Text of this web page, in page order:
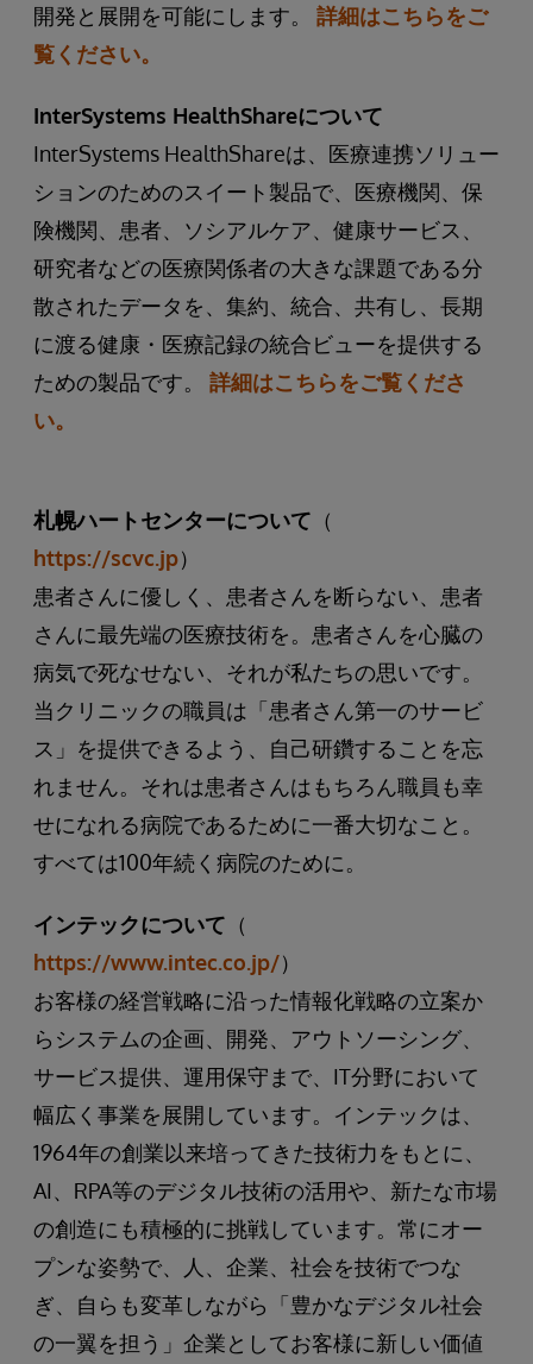
開発と展開を可能にします。 詳細はこちらをご
覧ください。
InterSystems HealthShareについて
InterSystems HealthShareは、医療連携ソリュー
ションのためのスイート製品で、医療機関、保
険機関、患者、ソシアルケア、健康サービス、
研究者などの医療関係者の大きな課題である分
散されたデータを、集約、統合、共有し、長期
に渡る健康・医療記録の統合ビューを提供する
ための製品です。 詳細はこちらをご覧くださ
い。
札幌ハートセンターについて （
https://scvc.jp）
患者さんに優しく、患者さんを断らない、患者
さんに最先端の医療技術を。患者さんを心臓の
病気で死なせない、それが私たちの思いです。
当クリニックの職員は「患者さん第一のサービ
ス」を提供できるよう、自己研鑽することを忘
れません。それは患者さんはもちろん職員も幸
せになれる病院であるために一番大切なこと。
すべては100年続く病院のために。
インテックについて （
https://www.intec.co.jp/）
お客様の経営戦略に沿った情報化戦略の立案か
らシステムの企画、開発、アウトソーシング、
サービス提供、運用保守まで、IT分野において
幅広く事業を展開しています。インテックは、
1964年の創業以来培ってきた技術力をもとに、
AI、RPA等のデジタル技術の活用や、新たな市場
の創造にも積極的に挑戦しています。常にオー
プンな姿勢で、人、企業、社会を技術でつな
ぎ、自らも変革しながら「豊かなデジタル社会
の一翼を担う」企業としてお客様に新しい価値